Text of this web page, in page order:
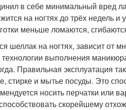
в себе минимальный вред
на ногтях до трёх недель и
меньше ломаются,
шеллак на ногтях, зависит от
выполнения
Правильная эксплуатация
стирке и мытье посуды. Это
носить перчатки или
скорейшему